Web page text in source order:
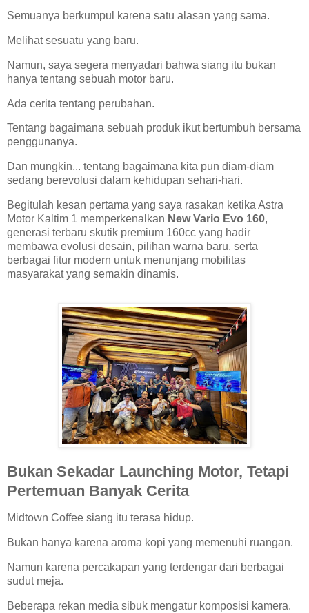
Semuanya berkumpul karena satu alasan yang sama.
Melihat sesuatu yang baru.
Namun, saya segera menyadari bahwa siang itu bukan
hanya tentang sebuah motor baru.
Ada cerita tentang perubahan.
Tentang bagaimana sebuah produk ikut bertumbuh bersama
penggunanya.
Dan mungkin... tentang bagaimana kita pun diam-diam
sedang berevolusi dalam kehidupan sehari-hari.
Begitulah kesan pertama yang saya rasakan ketika Astra
Motor Kaltim 1 memperkenalkan New Vario Evo 160,
generasi terbaru skutik premium 160cc yang hadir
membawa evolusi desain, pilihan warna baru, serta
berbagai fitur modern untuk menunjang mobilitas
masyarakat yang semakin dinamis.
Bukan Sekadar Launching Motor, Tetapi
Pertemuan Banyak Cerita
Midtown Coffee siang itu terasa hidup.
Bukan hanya karena aroma kopi yang memenuhi ruangan.
Namun karena percakapan yang terdengar dari berbagai
sudut meja.
Beberapa rekan media sibuk mengatur komposisi kamera.